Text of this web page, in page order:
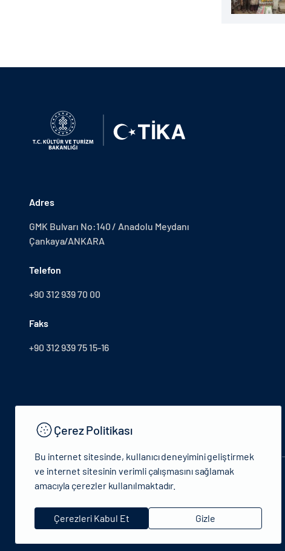
Adres
GMK Bulvarı No:140 / Anadolu Meydanı
Çankaya/ANKARA
Telefon
+90 312 939 70 00
Faks
+90 312 939 75 15-16
© 2024 T.C.Kütlür ve Turizm Bakanlığı - Tüm hakları saklıdır.
Çerez Politikası
Bu internet sitesinde, kullanıcı deneyimini geliştirmek
ve internet sitesinin verimli çalışmasını sağlamak
amacıyla çerezler kullanılmaktadır.
Çerezleri Kabul Et Gizle